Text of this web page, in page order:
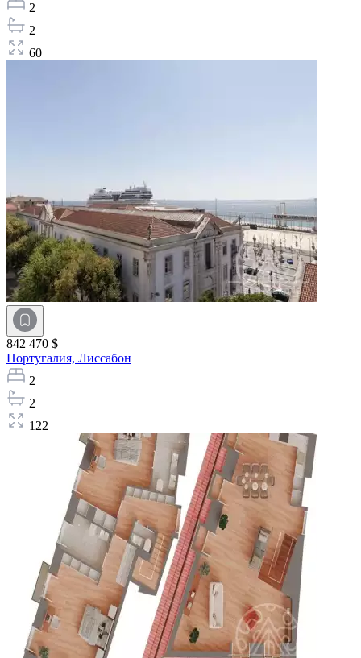
2
2
60
842 470 $
Португалия, Лиссабон
2
2
122